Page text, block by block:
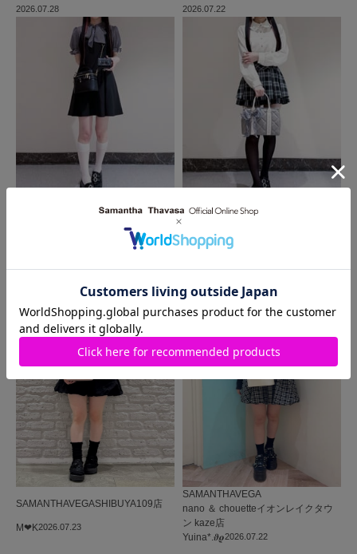
2026.07.28 2026.07.22
同じ商品を使ったコーディネート
2026.07.23
SAMANTHAVEGASHIBUYA109店
M‪‪❤︎‬K
2026.07.22
SAMANTHAVEGA
nano ＆ chouetteイオンレイクタウ
ン kaze店
Yuina*.𝝑𝝔